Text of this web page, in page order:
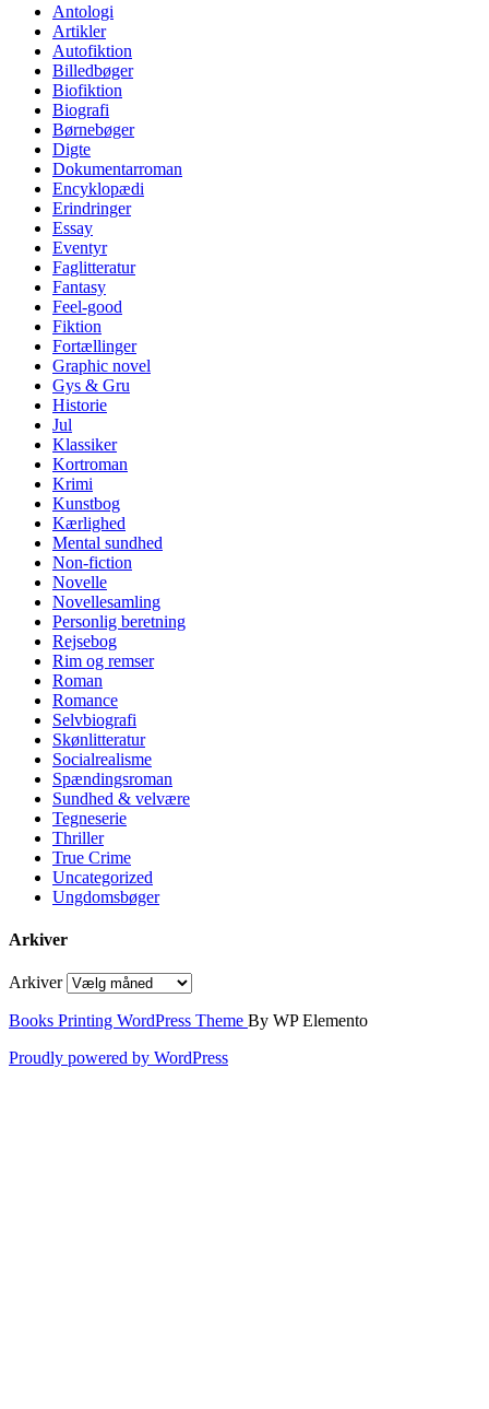
Antologi
Artikler
Autofiktion
Billedbøger
Biofiktion
Biografi
Børnebøger
Digte
Dokumentarroman
Encyklopædi
Erindringer
Essay
Eventyr
Faglitteratur
Fantasy
Feel-good
Fiktion
Fortællinger
Graphic novel
Gys & Gru
Historie
Jul
Klassiker
Kortroman
Krimi
Kunstbog
Kærlighed
Mental sundhed
Non-fiction
Novelle
Novellesamling
Personlig beretning
Rejsebog
Rim og remser
Roman
Romance
Selvbiografi
Skønlitteratur
Socialrealisme
Spændingsroman
Sundhed & velvære
Tegneserie
Thriller
True Crime
Uncategorized
Ungdomsbøger
Arkiver
Arkiver
Books Printing WordPress Theme By WP Elemento
Proudly powered by WordPress